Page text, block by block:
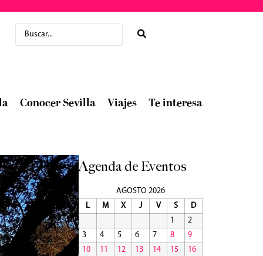
Conocer Sevilla Viajes Te interesa
Agenda de Eventos
AGOSTO 2026
L
M X J V S
D
1
2
3
4 5 6 7 8
9
10
11 12 13 14 15
16